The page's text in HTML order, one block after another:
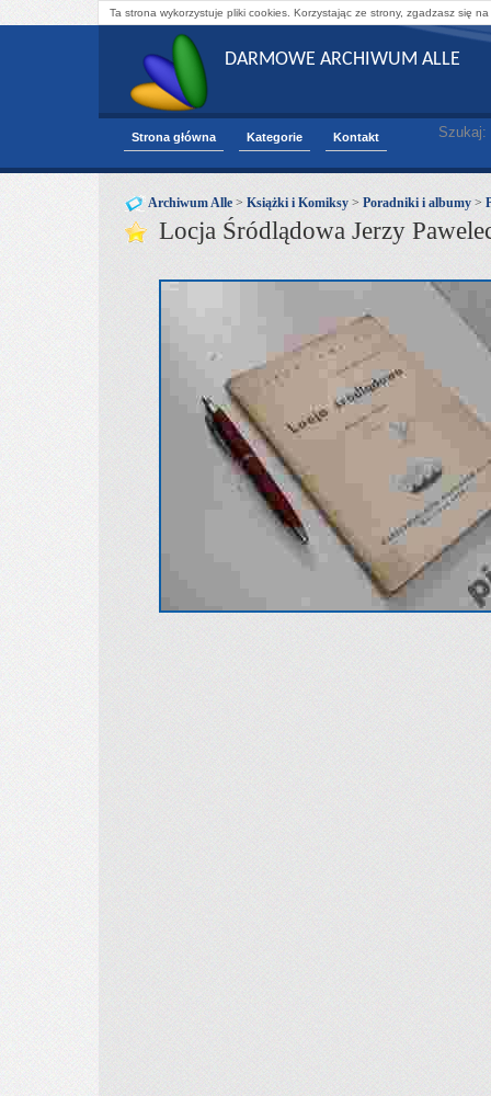
Ta strona wykorzystuje pliki cookies. Korzystając ze strony, zgadzasz się
DARMOWE ARCHIWUM ALLE
Strona główna Kategorie Kontakt Szukaj:
Archiwum Alle > Książki i Komiksy > Poradniki i albumy >
Locja Śródlądowa Jerzy